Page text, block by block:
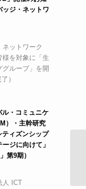
ッジ・ネットワ
ットワーク
様を対象に「生
ループ」を開
）
ル・コミュニケ
）・主幹研究
ティズンシップ
ジに向けて」
第9期）
人 ICT